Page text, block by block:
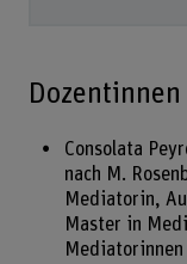
Consolata
nach M.
Mediatorin,
Master in